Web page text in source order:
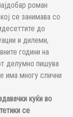
роман
се занимава со
до
и дилеми,
години на
делумно пишува
има многу слични
куќи во
се